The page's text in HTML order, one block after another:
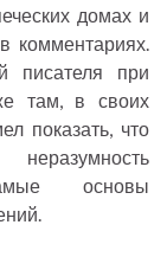
домах и
комментариях.
писателя при
там, в своих
показать, что
неразумность
основы